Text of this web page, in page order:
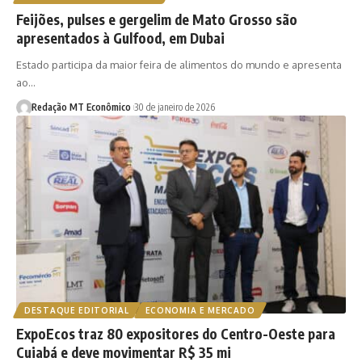
Feijões, pulses e gergelim de Mato Grosso são
apresentados à Gulfood, em Dubai
Estado participa da maior feira de alimentos do mundo e apresenta
ao…
Redação MT Econômico 30 de janeiro de 2026
DESTAQUE EDITORIAL ECONOMIA E MERCADO
ExpoEcos traz 80 expositores do Centro-Oeste para
Cuiabá e deve movimentar R$ 35 mi